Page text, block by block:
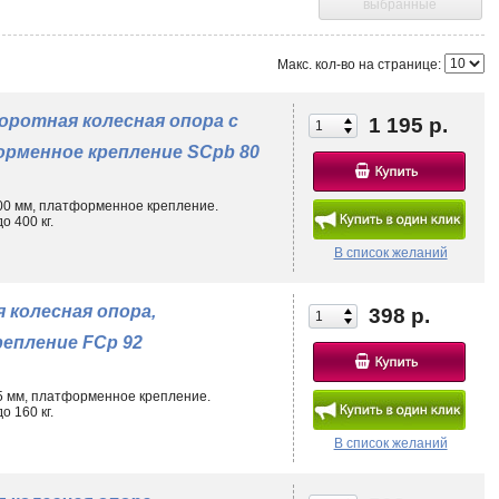
диапазон рабочих температур -35°С… +70°С. При более
от повышенного износа.
купить полиуретановые колеса для любых целей. Изделия
с тормозом позволяют зафиксировать технику в неподвижном
сферу применения колес большегрузных полиуретановых
покрытий, необработанной поверхности, дорожным
длительный срок службы при работе со средними и тяжелыми
повышенными амортизирующими свойствами (по сравнению с
выбранные
Макс. кол-во на странице:
1 195 р.
В список желаний
колесная опора с
крепление SCpb 80
мм, платформенное крепление.
400 кг.
398 р.
В список желаний
опора,
FCp 92
мм, платформенное крепление.
160 кг.